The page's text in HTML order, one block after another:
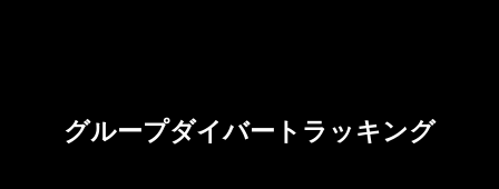
グループダイバートラッキング